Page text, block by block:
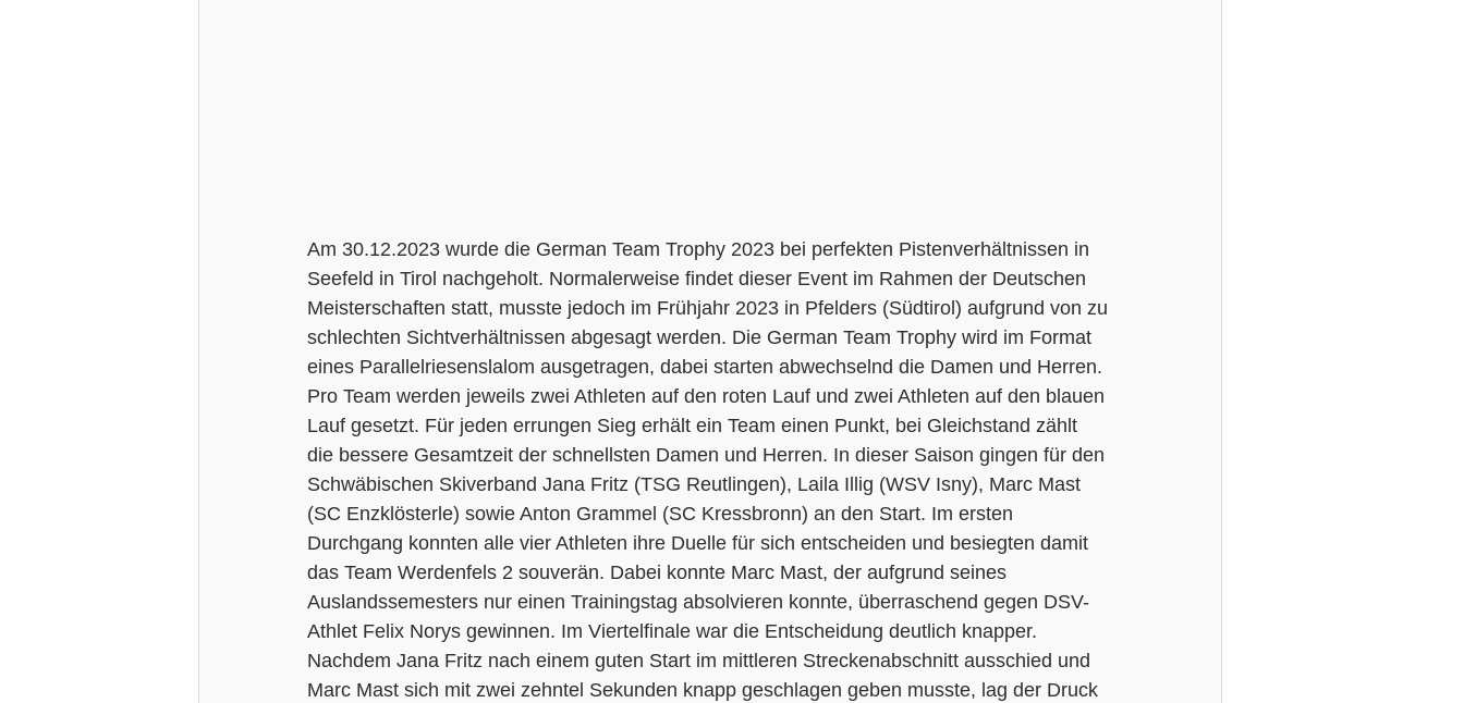
Am 30.12.2023 wurde die German Team Trophy 2023 bei perfekten Pistenverhältnissen in
Seefeld in Tirol nachgeholt. Normalerweise findet dieser Event im Rahmen der Deutschen
Meisterschaften statt, musste jedoch im Frühjahr 2023 in Pfelders (Südtirol) aufgrund von zu
schlechten Sichtverhältnissen abgesagt werden. Die German Team Trophy wird im Format
eines Parallelriesenslalom ausgetragen, dabei starten abwechselnd die Damen und Herren.
Pro Team werden jeweils zwei Athleten auf den roten Lauf und zwei Athleten auf den blauen
Lauf gesetzt. Für jeden errungen Sieg erhält ein Team einen Punkt, bei Gleichstand zählt
die bessere Gesamtzeit der schnellsten Damen und Herren. In dieser Saison gingen für den
Schwäbischen Skiverband Jana Fritz (TSG Reutlingen), Laila Illig (WSV Isny), Marc Mast
(SC Enzklösterle) sowie Anton Grammel (SC Kressbronn) an den Start. Im ersten
Durchgang konnten alle vier Athleten ihre Duelle für sich entscheiden und besiegten damit
das Team Werdenfels 2 souverän. Dabei konnte Marc Mast, der aufgrund seines
Auslandssemesters nur einen Trainingstag absolvieren konnte, überraschend gegen DSV-
Athlet Felix Norys gewinnen. Im Viertelfinale war die Entscheidung deutlich knapper.
Nachdem Jana Fritz nach einem guten Start im mittleren Streckenabschnitt ausschied und
Marc Mast sich mit zwei zehntel Sekunden knapp geschlagen geben musste, lag der Druck